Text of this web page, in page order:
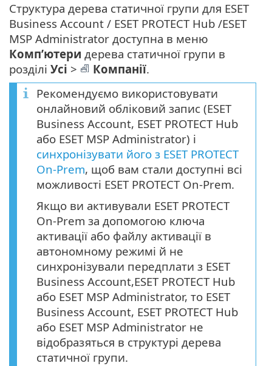
Структура дерева статичної групи для ESET
Business Account / ESET PROTECT Hub /ESET
MSP Administrator доступна в меню
Комп’ютери дерева статичної групи в
розділі Усі > Компанії.
Рекомендуємо використовувати
онлайновий обліковий запис (ESET
Business Account, ESET PROTECT Hub
або ESET MSP Administrator) і
синхронізувати його з ESET PROTECT
On-Prem, щоб вам стали доступні всі
можливості ESET PROTECT On-Prem.
Якщо ви активували ESET PROTECT
On-Prem за допомогою ключа
активації або файлу активації в
автономному режимі й не
синхронізували передплати з ESET
Business Account,ESET PROTECT Hub
або ESET MSP Administrator, то ESET
Business Account, ESET PROTECT Hub
або ESET MSP Administrator не
відобразяться в структурі дерева
статичної групи.